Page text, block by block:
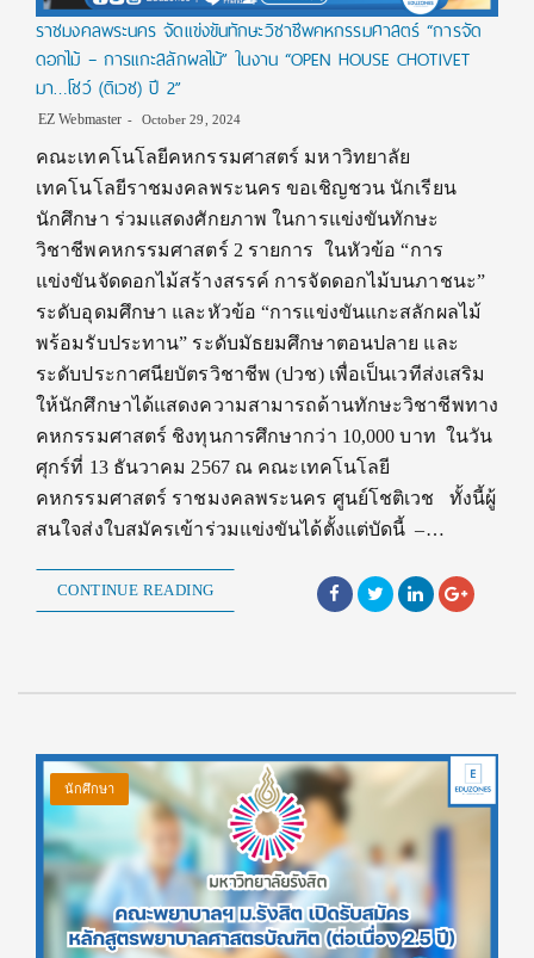
ราชมงคลพระนคร จัดแข่งขันทักษะวิชาชีพคหกรรมศาสตร์ “การจัด
ดอกไม้ – การแกะสลักผลไม้” ในงาน “OPEN HOUSE CHOTIVET
มา…โชว์ (ติเวช) ปี 2”
EZ Webmaster October 29, 2024
คณะเทคโนโลยีคหกรรมศาสตร์ มหาวิทยาลัย
เทคโนโลยีราชมงคลพระนคร ขอเชิญชวน นักเรียน
นักศึกษา ร่วมแสดงศักยภาพ ในการแข่งขันทักษะ
วิชาชีพคหกรรมศาสตร์ 2 รายการ ในหัวข้อ “การ
แข่งขันจัดดอกไม้สร้างสรรค์ การจัดดอกไม้บนภาชนะ”
ระดับอุดมศึกษา และหัวข้อ “การแข่งขันแกะสลักผลไม้
พร้อมรับประทาน” ระดับมัธยมศึกษาตอนปลาย และ
ระดับประกาศนียบัตรวิชาชีพ (ปวช) เพื่อเป็นเวทีส่งเสริม
ให้นักศึกษาได้แสดงความสามารถด้านทักษะวิชาชีพทาง
คหกรรมศาสตร์ ชิงทุนการศึกษากว่า 10,000 บาท ในวัน
ศุกร์ที่ 13 ธันวาคม 2567 ณ คณะเทคโนโลยี
คหกรรมศาสตร์ ราชมงคลพระนคร ศูนย์โชติเวช ทั้งนี้ผู้
สนใจส่งใบสมัครเข้าร่วมแข่งขันได้ตั้งแต่บัดนี้ –…
CONTINUE READING
นักศึกษา